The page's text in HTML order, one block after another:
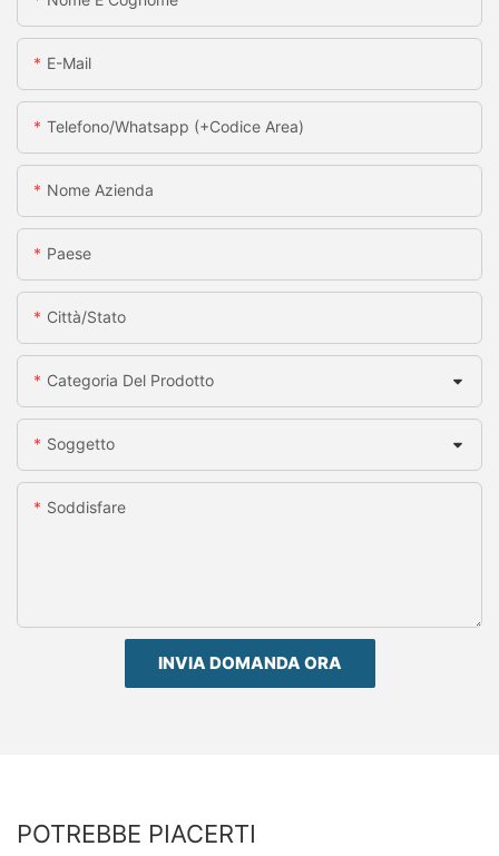
E-Mail
Telefono/whatsapp (+codice Area)
Nome Azienda
Paese
Città/stato
Categoria Del Prodotto
Soggetto
Soddisfare
INVIA DOMANDA ORA
POTREBBE PIACERTI